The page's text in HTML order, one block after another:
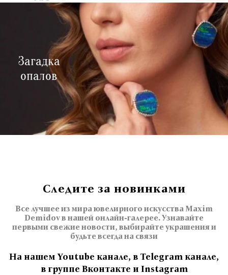
Загадка
опалов
Следите за новинками
Все лучшее из мира ювелирного искусства Maxim
Demidov в нашей онлайн-галерее. Узнавайте
первыми свежие новости, выбирайте украшения и
будьте всегда на связи
На нашем Youtube канале, в Telegram канале,
в группе Вконтакте и Instagram